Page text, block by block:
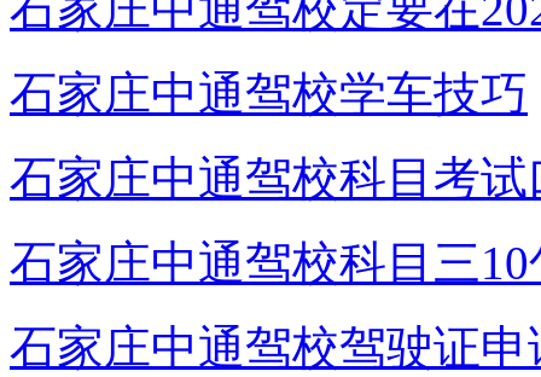
石家庄中通驾校学车技巧
石家庄中通驾校科目考试
石家庄中通驾校科目三
石家庄中通驾校驾驶证